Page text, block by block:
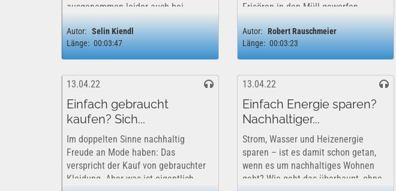
ausgenommen leider auch bei
vielen Menschen die frühen
Entwicklungsstadien. Wieso werden
Raupen oft bekämpft, und die Falter
dann bewundert? Und was
passiert...
Autor: Selin Kiendl
Länge: 00:03:47
Frisören in den Müll geworfen
werden, Ozeane von
Ölverschmutzungen gesäubert
werden können. Diese Erfindung
wurde durch den Verein Coiffeur
justes aus Frankreich...
Autor: Robert Rauschmeier
Länge: 00:03:23
13.04.22
Einfach gebraucht
kaufen? Sich...
Im doppelten Sinne nachhaltig
Freude an Mode haben: Das
verspricht der Kauf von gebrauchter
Kleidung. Aber was ist eigentlich
13.04.22
Einfach Energie sparen?
Nachhaltiger...
Strom, Wasser und Heizenergie
sparen – ist es damit schon getan,
wenn es um nachhaltiges Wohnen
geht? Wie geht das überhaupt, ohne